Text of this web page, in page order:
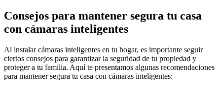
Consejos para mantener segura tu casa
con cámaras inteligentes
Al instalar cámaras inteligentes en tu hogar, es importante seguir
ciertos consejos para garantizar la seguridad de tu propiedad y
proteger a tu familia. Aquí te presentamos algunas recomendaciones
para mantener segura tu casa con cámaras inteligentes: